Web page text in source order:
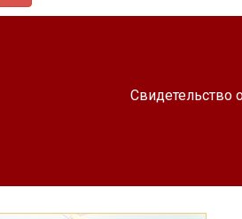
Свидетельство